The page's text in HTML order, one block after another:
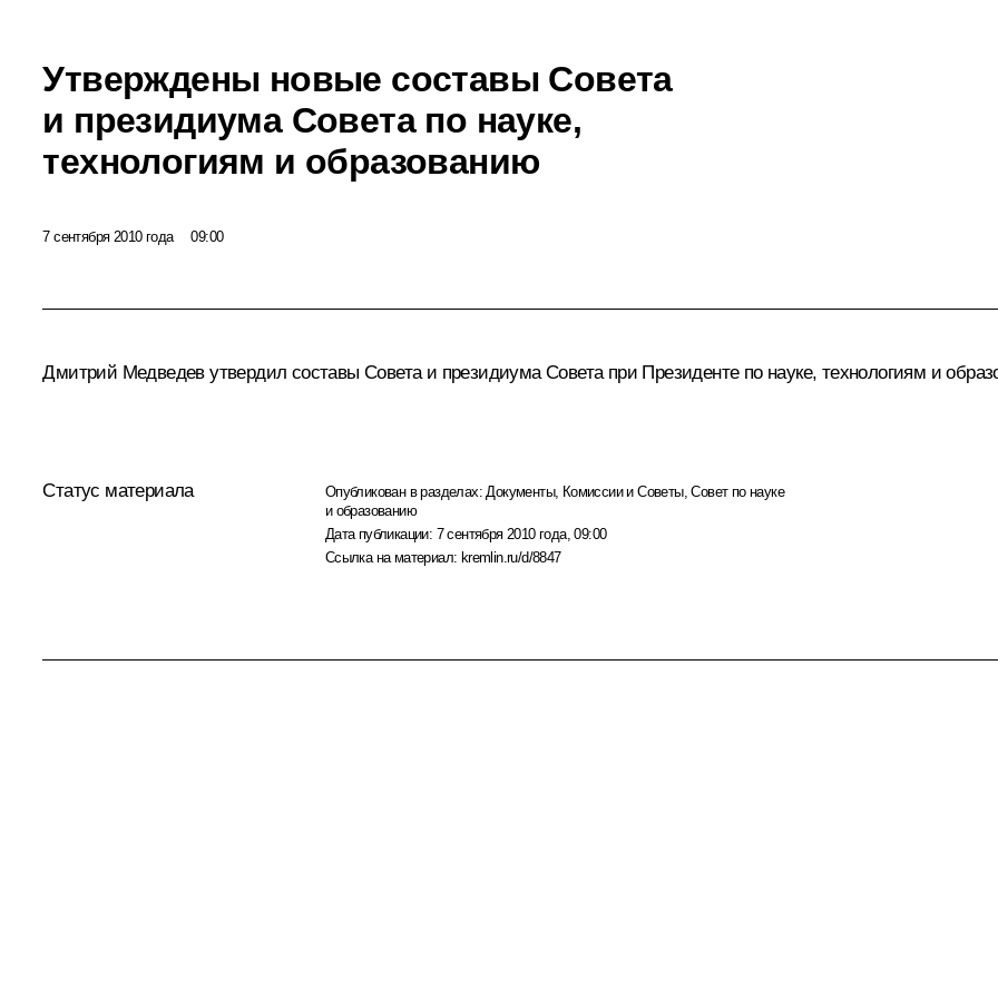
Утверждены новые составы Совета
и президиума Совета по науке,
технологиям и образованию
7 сентября 2010 года 09:00
Дмитрий Медведев утвердил составы Совета и президиума Совета при Президенте по науке, технологиям и
Статус материала Опубликован в разделах:Документы, Комиссии и Советы,Совет по науке
и образованию
Дата публикации: 7 сентября 2010 года, 09:00
Ссылка на материал: kremlin.ru/d/8847